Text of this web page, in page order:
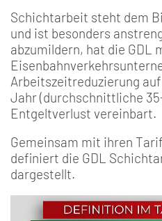
Schichtarbeit steht dem
und ist besonders
abzumildern, hat die GDL
Arbeitszeitreduzierung
Jahr (durchschnittliche
Entgeltverlust vereinbart.
Gemeinsam mit ihren
definiert die GDL
dargestellt.